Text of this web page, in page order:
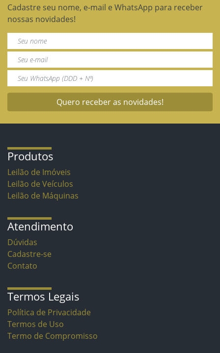
Cadastre seu nome, e-mail e WhatsApp para receber
nossas novidades!
Quero receber as novidades!
Produtos
Leilão de Imóveis
Leilão de Veículos
Leilão de Máquinas
Atendimento
Dúvidas
Cadastre-se
Contato
Termos Legais
Política de Privacidade
Termos de Uso
Termo de Compromisso